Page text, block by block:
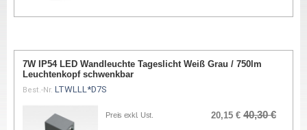
7W IP54 LED Wandleuchte Tageslicht Weiß Grau / 750lm
Leuchtenkopf schwenkbar
Best.-Nr. LTWLLL*D7S
Preis exkl. Ust. 20,15 € 40,30 €